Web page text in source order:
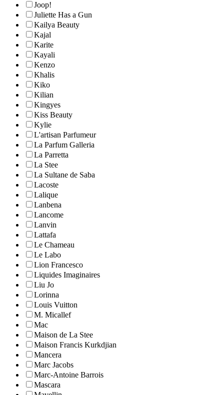
Joop!
Juliette Has a Gun
Kailya Beauty
Kajal
Karite
Kayali
Kenzo
Khalis
Kiko
Kilian
Kingyes
Kiss Beauty
Kylie
L'artisan Parfumeur
La Parfum Galleria
La Parretta
La Stee
La Sultane de Saba
Lacoste
Lalique
Lanbena
Lancome
Lanvin
Lattafa
Le Chameau
Le Labo
Lion Francesco
Liquides Imaginaires
Liu Jo
Lorinna
Louis Vuitton
M. Micallef
Mac
Maison de La Stee
Maison Francis Kurkdjian
Mancera
Marc Jacobs
Marc-Antoine Barrois
Mascara